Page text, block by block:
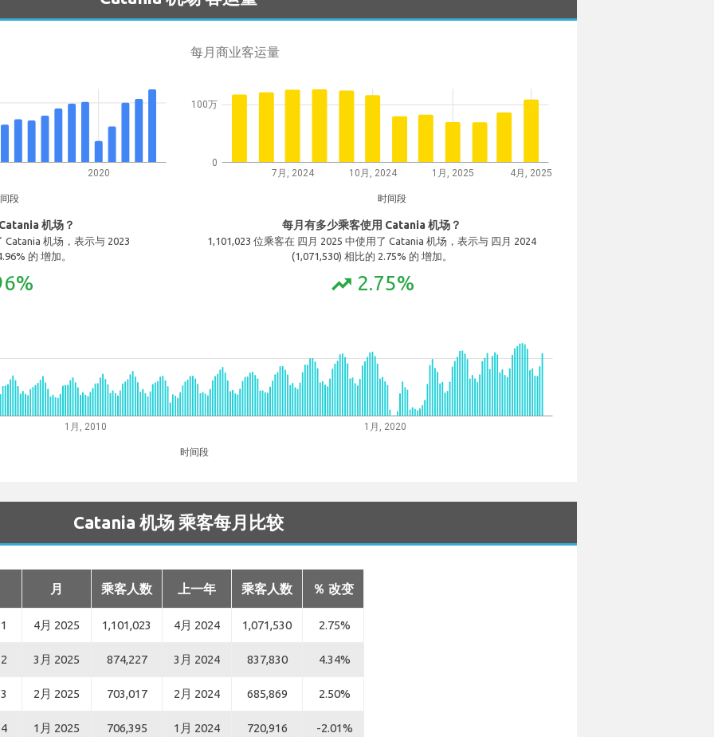
2020
段
机场？
Catania 机场，表示与 2023
的 增加。
每月商业客运量
7月, 2024 10月, 2024 1月, 2025 4月, 2025
时间段
0
100万
每月有多少乘客使用 Catania 机场？
1,101,023 位乘客在 四月 2025 中使用了 Catania 机场，表示与 四月 2024
(1,071,530) 相比的 2.75% 的 增加。
trending_up 2.75%
1月, 2010 1月, 2020
时间段
Catania 机场 乘客每月比较
月 乘客人数 上一年 乘客人数 ％ 改变
1 4月 2025 1,101,023 4月 2024 1,071,530 2.75%
2 3月 2025 874,227 3月 2024 837,830 4.34%
3 2月 2025 703,017 2月 2024 685,869 2.50%
4 1月 2025 706,395 1月 2024 720,916 -2.01%